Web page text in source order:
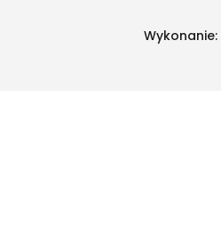
Wykonanie: